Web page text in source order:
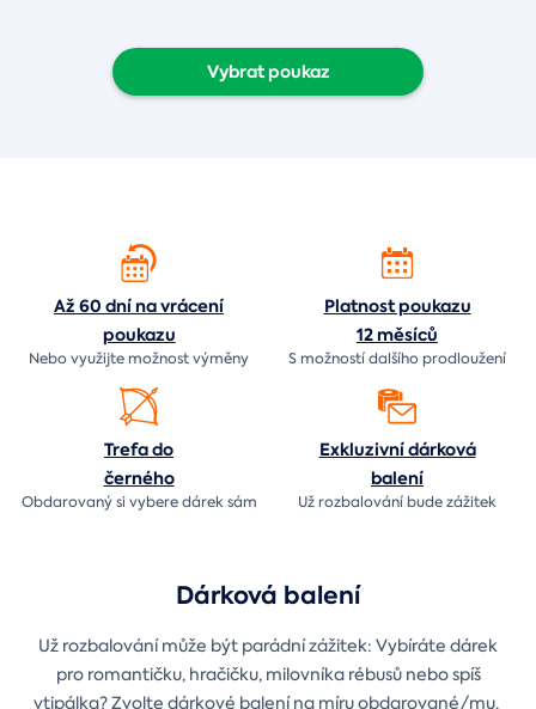
Vybrat poukaz
Až 60 dní na vrácení
poukazu
Nebo využijte možnost výměny
Platnost poukazu
12 měsíců
S možností dalšího prodloužení
Trefa do
černého
Obdarovaný si vybere dárek sám
Exkluzivní dárková
balení
Už rozbalování budezážitek
Dárková balení
Už rozbalování může být parádní zážitek: Vybíráte dárek
pro romantičku, hračičku, milovníka rébusů nebo spíš
vtipálka? Zvolte dárkové balení na míru obdarované/mu.